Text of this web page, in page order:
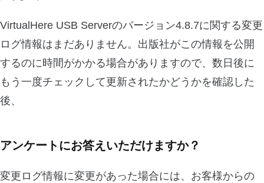
VirtualHere USB Serverのバージョン4.8.7に関する変更
ログ情報はまだありません。出版社がこの情報を公開
するのに時間がかかる場合がありますので、数日後に
もう一度チェックして更新されたかどうかを確認した
後、
アンケートにお答えいただけますか？
変更ログ情報に変更があった場合には、お客様からの